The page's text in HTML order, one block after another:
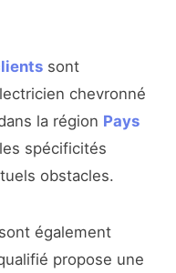
sont
chevronné
la région Pays
spécificités
obstacles.
également
propose une